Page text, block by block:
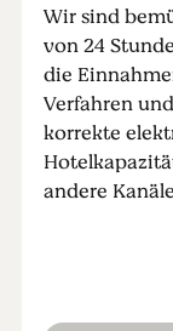
Wir sind
von 24
die
Verfahren
korrekte
andere